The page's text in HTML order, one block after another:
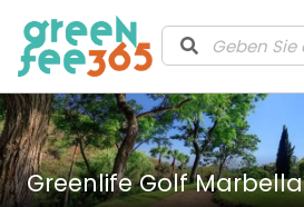
Greenlife Golf Marbella